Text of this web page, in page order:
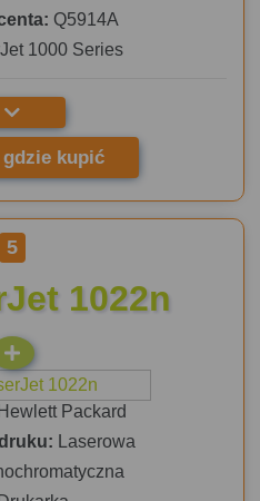
Q5914A
1000 Series
kupić
5
1022n
Hewlett Packard
Laserowa